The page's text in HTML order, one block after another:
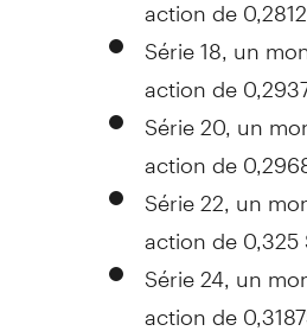
Série 18, un
action de
Série 20, un
action de
Série 22, un
action de
Série 24, un
action de